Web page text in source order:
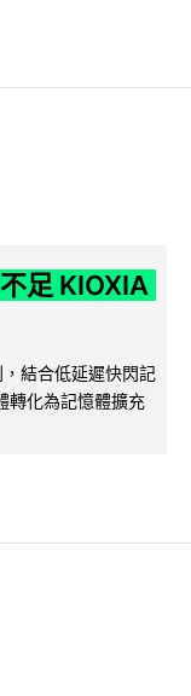
足 KIOXIA
結合低延遲快閃記
轉化為記憶體擴充